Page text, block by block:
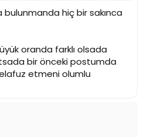
hiç bir sakınca
oranda farklı olsada
bir önceki postumda
etmeni olumlu